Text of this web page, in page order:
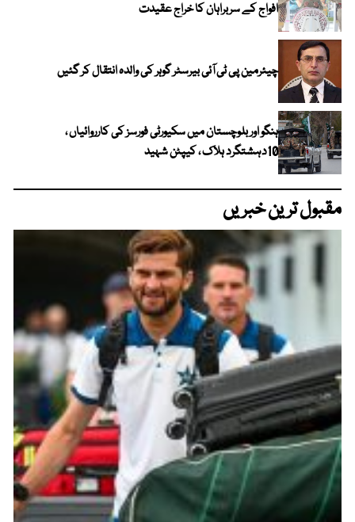
افواج کے سربراہان کا خراج عقیدت
چیئرمین پی ٹی آئی بیرسٹر گوہر کی والدہ انتقال کر گئیں
ہنگو اور بلوچستان میں سکیورٹی فورسز کی کارروائیاں ،
10دہشتگرد ہلاک ، کیپٹن شہید
مقبول ترین خبریں